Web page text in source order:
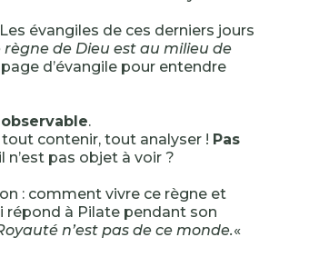
évangiles de ces derniers jours
règne de Dieu est au milieu de
d’évangile pour entendre
.
contenir, tout analyser ! Pas
n’est pas objet à voir ?
: comment vivre ce règne et
répond à Pilate pendant son
n’est pas de ce monde.«